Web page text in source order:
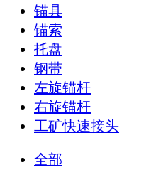
锚具
锚索
托盘
钢带
左旋锚杆
右旋锚杆
工矿快速接头
全部